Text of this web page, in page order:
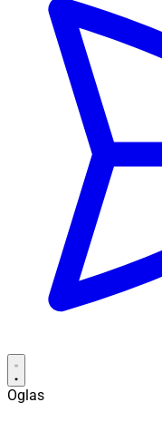
Oglas